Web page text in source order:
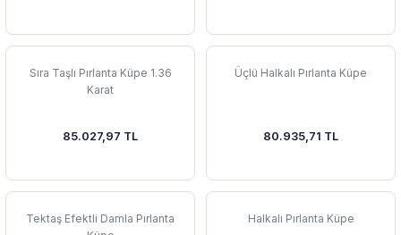
Sıra Taşlı Pırlanta Küpe 1.36
Karat
85.027,97 TL
Üçlü Halkalı Pırlanta Küpe
80.935,71 TL
Tektaş Efektli Damla Pırlanta
Halkalı Pırlanta Küpe